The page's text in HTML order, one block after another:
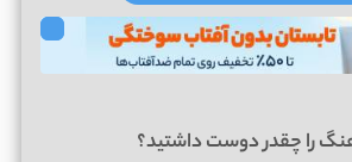
را چقدر دوست داشتید؟